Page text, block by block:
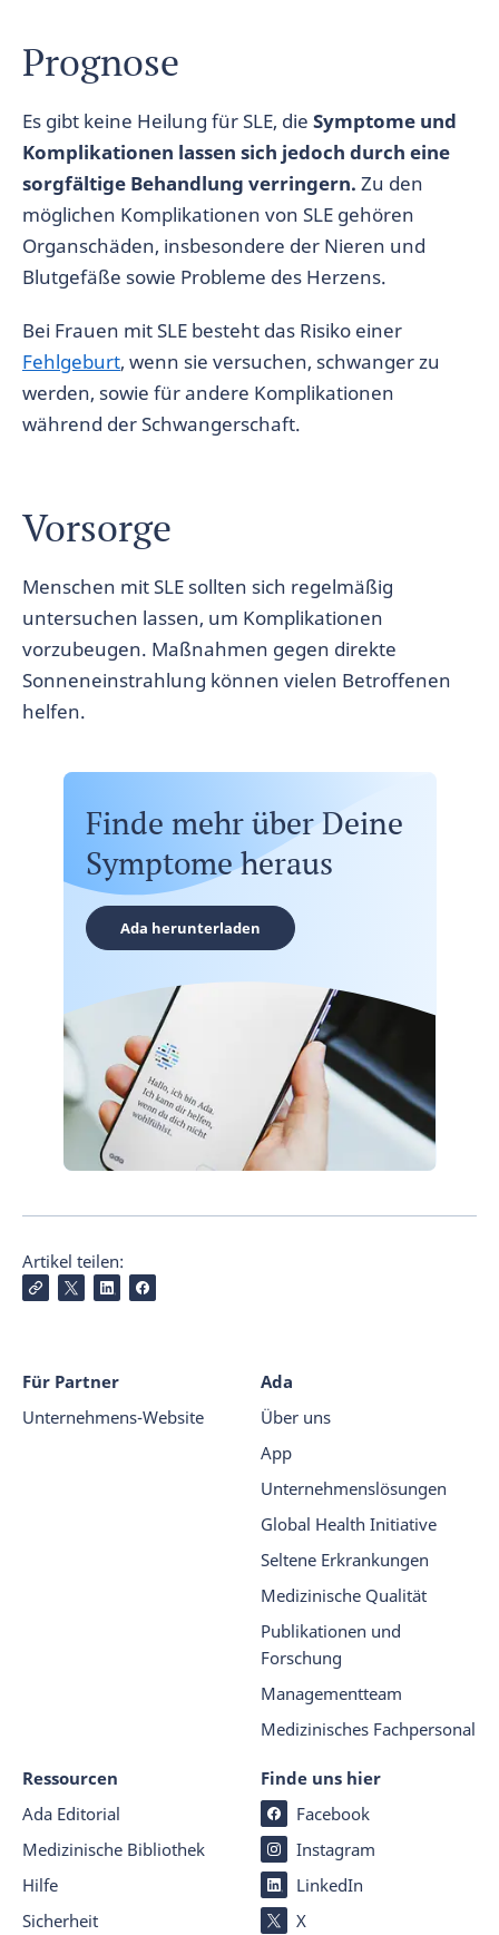
Prognose
Es gibt keine Heilung für SLE, die Symptome und
Komplikationen lassen sich jedoch durch eine
sorgfältige Behandlung verringern. Zu den
möglichen Komplikationen von SLE gehören
Organschäden, insbesondere der Nieren und
Blutgefäße sowie Probleme des Herzens.
Bei Frauen mit SLE besteht das Risiko einer
Fehlgeburt, wenn sie versuchen, schwanger zu
werden, sowie für andere Komplikationen
während der Schwangerschaft.
Vorsorge
Menschen mit SLE sollten sich regelmäßig
untersuchen lassen, um Komplikationen
vorzubeugen. Maßnahmen gegen direkte
Sonneneinstrahlung können vielen Betroffenen
helfen.
Finde mehr über Deine
Symptome heraus
Ada herunterladen
Artikel teilen:
Für Partner
Unternehmens-Website
Ada
Über uns
App
Unternehmenslösungen
Global Health Initiative
Seltene Erkrankungen
Medizinische Qualität
Publikationen und
Forschung
Managementteam
Medizinisches Fachpersonal
Ressourcen
Ada Editorial
Medizinische Bibliothek
Hilfe
Sicherheit
Finde uns hier
Facebook
Instagram
LinkedIn
X